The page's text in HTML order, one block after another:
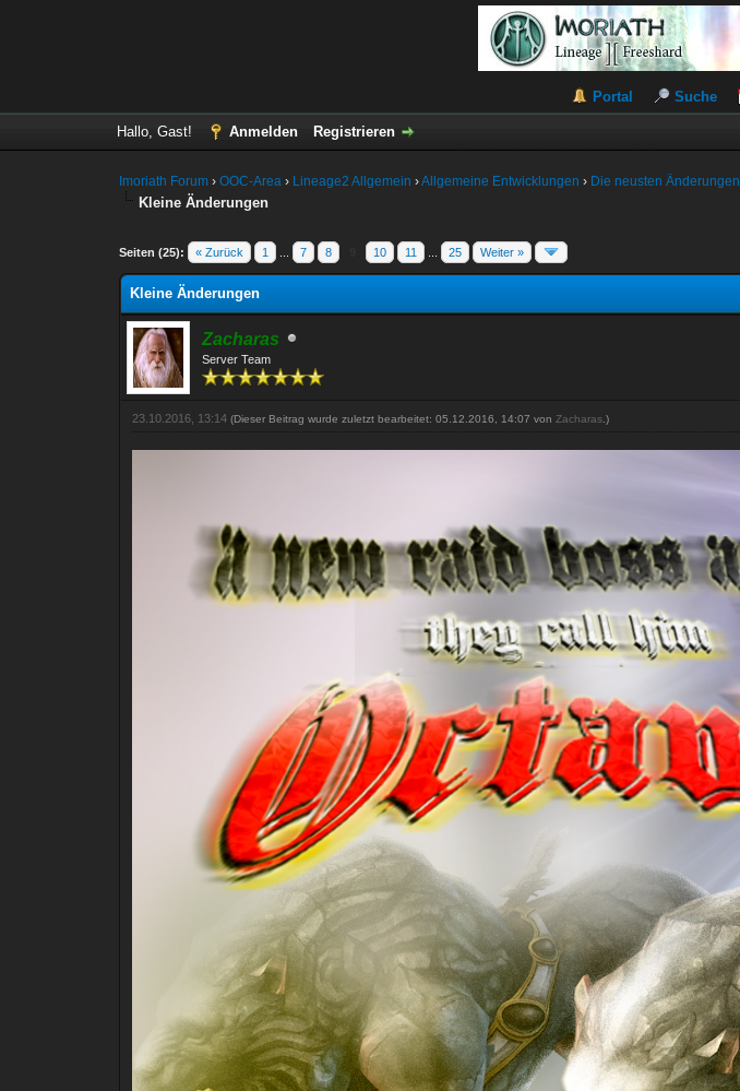
Portal Suche
Hallo, Gast! Anmelden Registrieren
Imoriath Forum ›OOC-Area › Lineage2 Allgemein ›Allgemeine Entwicklungen › Die neusten Änderungen
Kleine Änderungen
Seiten (25): « Zurück 1 7 8 10 11 25 Weiter »
- 5 im Durchschnitt
Kleine Änderungen
Zacharas
Server Team
23.10.2016, 13:14(Dieser Beitrag wurde zuletzt bearbeitet: 05.12.2016, 14:07 von Zacharas .)